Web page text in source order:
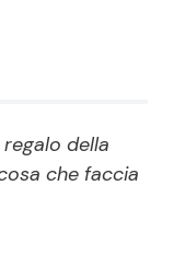
e Talentdella
che faccia